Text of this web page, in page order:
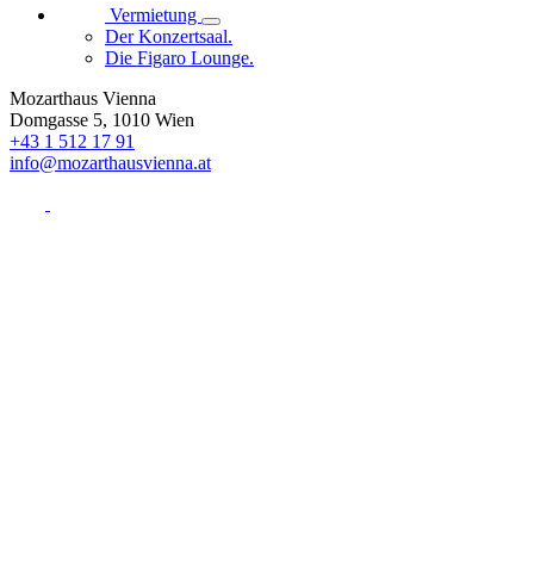
Vermietung
Der Konzertsaal.
Die Figaro Lounge.
Mozarthaus Vienna
Domgasse 5, 1010 Wien
+43 1 512 17 91
info@mozarthausvienna.at